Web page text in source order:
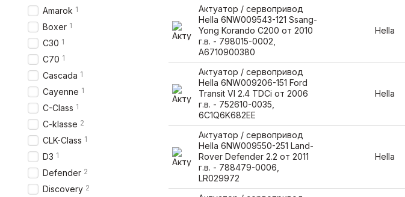
Актуатор / сервопривод
Hella 6NW009543-121 Ssang-
Yong Korando C200 от 2010
г.в. - 798015-0002,
A6710900380
Hella
Актуатор / сервопривод
Hella 6NW009206-151 Ford
Transit VI 2.4 TDCi от 2006
г.в. - 752610-0035,
6C1Q6K682EE
Hella
Актуатор / сервопривод
Hella 6NW009550-251 Land-
Rover Defender 2.2 от 2011
г.в. - 788479-0006,
LR029972
Hella
Amarok 1
Boxer 1
C30 1
C70 1
Cascada 1
Cayenne 1
C-Class 1
C-klasse 2
CLK-Class 1
D3 1
Defender 2
Discovery 2